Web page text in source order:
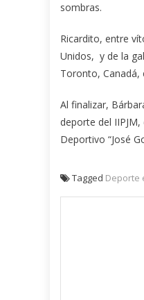
sombras.
Ricardito, entre
Unidos, y de la
Toronto, Canadá,
Al finalizar,
deporte del
Deportivo “José
Tagged Deporte